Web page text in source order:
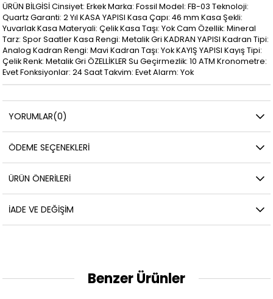
ÜRÜN BİLGİSİ Cinsiyet: Erkek Marka: Fossil Model: FB-03 Teknoloji:
Quartz Garanti: 2 Yıl KASA YAPISI Kasa Çapı: 46 mm Kasa Şekli:
Yuvarlak Kasa Materyali: Çelik Kasa Taşı: Yok Cam Özellik: Mineral
Tarz: Spor Saatler Kasa Rengi: Metalik Gri KADRAN YAPISI Kadran Tipi:
Analog Kadran Rengi: Mavi Kadran Taşı: Yok KAYIŞ YAPISI Kayış Tipi:
Çelik Renk: Metalik Gri ÖZELLİKLER Su Geçirmezlik: 10 ATM Kronometre:
Evet Fonksiyonlar: 24 Saat Takvim: Evet Alarm: Yok
YORUMLAR(0)
ÖDEME SEÇENEKLERI
ÜRÜN ÖNERILERI
İADE VE DEĞIŞIM
Benzer Ürünler